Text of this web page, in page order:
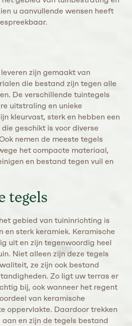
u aanvullende wensen heeft
zijn gemaakt van
die bestand zijn tegen alle
De verschillende tuintegels
uitstraling en unieke
kleurvast, sterk en hebben een
geschikt is voor diverse
nemen de meeste tegels
het compacte materiaal,
en bestand tegen vuil en
tegels
gebied van tuininrichting is
en sterk keramiek. Keramische
uit en zijn tegenwoordig heel
Niet alleen zijn deze tegels
ze zijn ook bestand
Zo ligt uw terras er
bij, ook wanneer het regent
van keramische
oppervlakte. Daardoor trekken
aan en zijn de tegels bestand